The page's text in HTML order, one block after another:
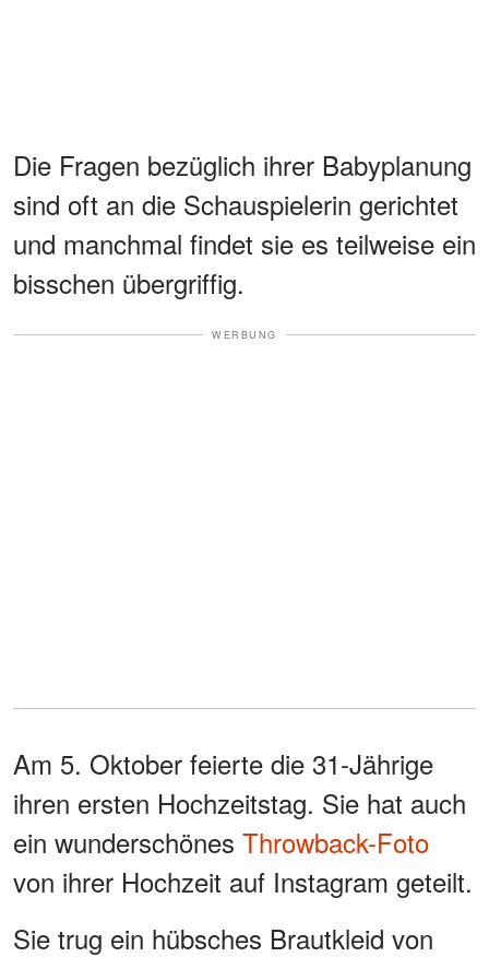
Die Fragen bezüglich ihrer Babyplanung
sind oft an die Schauspielerin gerichtet
und manchmal findet sie es teilweise ein
bisschen übergriffig.
WERBUNG
Am 5. Oktober feierte die 31-Jährige
ihren ersten Hochzeitstag. Sie hat auch
ein wunderschönes Throwback-Foto
von ihrer Hochzeit auf Instagram geteilt.
Sie trug ein hübsches Brautkleid von